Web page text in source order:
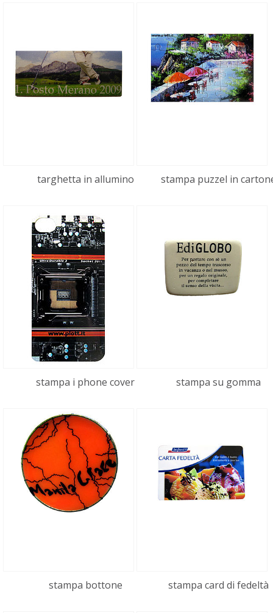
targhetta in allumino stampa puzzel in
stampa i phone cover stampa su gomma
stampa bottone stampa card di fedeltà